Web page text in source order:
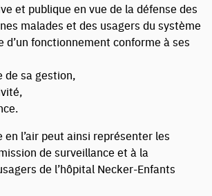
et publique en vue de la défense des
malades et des usagers du système
d’un fonctionnement conforme à ses
de sa gestion,
en l’air peut ainsi représenter les
de surveillance et à la
de l’hôpital Necker-Enfants